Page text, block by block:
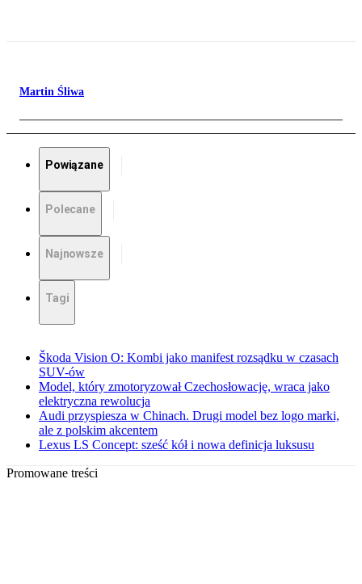
Martin Śliwa
Powiązane
Polecane
Najnowsze
Tagi
Škoda Vision O: Kombi jako manifest rozsądku w czasach
SUV-ów
Model, który zmotoryzował Czechosłowację, wraca jako
elektryczna rewolucja
Audi przyspiesza w Chinach. Drugi model bez logo marki,
ale z polskim akcentem
Lexus LS Concept: sześć kół i nowa definicja luksusu
Promowane treści